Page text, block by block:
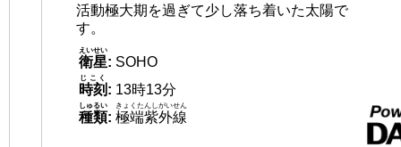
活動極大期を過ぎて少し落ち着いた太陽で
す。
衛星
えいせい
: SOHO
時刻
じこく
: 13時13分
種類
しゅるい
: 極端紫外線
きょくたんしがいせん